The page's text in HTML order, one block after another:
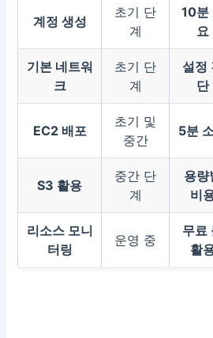
계정 생성
초기 단
계
10분
요
기본 네트워
크
초기 단
계
설정
단
EC2 배포
초기 및
중간
5분
S3 활용
중간 단
계
용량
비
리소스 모니
터링
운영 중
무료
활